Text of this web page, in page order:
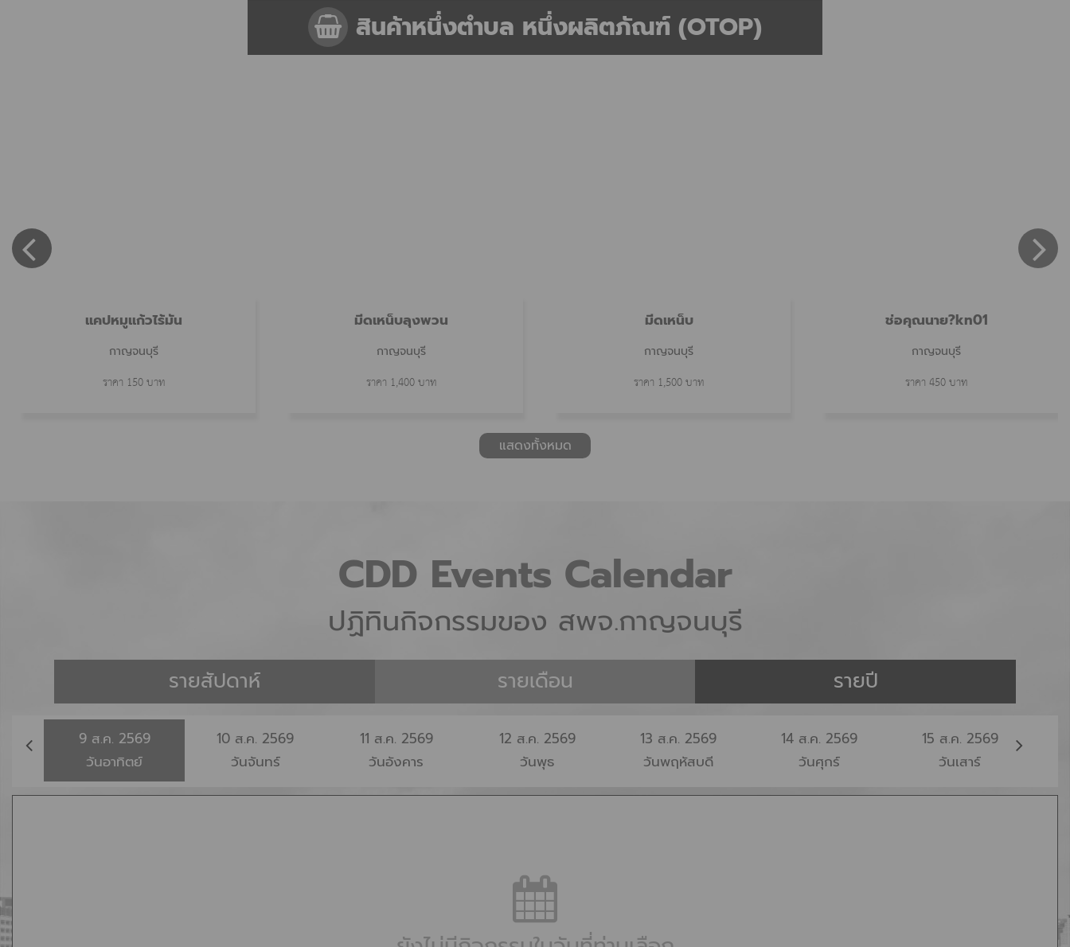
สินค้าหนึ่งตำบล หนึ่งผลิตภัณฑ์ (OTOP)
แคปหมูแก้วไร้มัน
กาญจนบุรี
ราคา 150 บาท
มีดเหน็บลุงพวน
กาญจนบุรี
ราคา 1,400 บาท
มีดเหน็บ
กาญจนบุรี
ราคา 1,500 บาท
ช่อคุณนาย?kn01
กาญจนบุรี
ราคา 450 บาท
แสดงทั้งหมด
CDD Events Calendar
ปฏิทินกิจกรรมของ สพจ.กาญจนบุรี
รายสัปดาห์ รายเดือน รายปี
9 ส.ค. 2569
วันอาทิตย์
10 ส.ค. 2569
วันจันทร์
11 ส.ค. 2569
วันอังคาร
12 ส.ค. 2569
วันพุธ
13 ส.ค. 2569
วันพฤหัสบดี
14 ส.ค. 2569
วันศุกร์
15 ส.ค. 2569
วันเสาร์